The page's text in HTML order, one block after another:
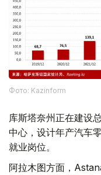
Фото: Kazinform
库斯塔奈州正在建设
中心，设计年产汽车
就业岗位。
阿拉木图方面，